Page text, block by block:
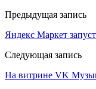
Предыдущая запись
Яндекс Маркет
Следующая запись
На витрине VK